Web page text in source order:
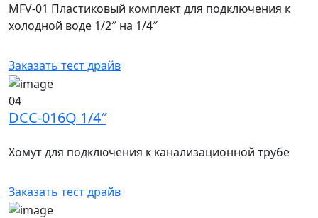
MFV-01 Пластиковый комплект для подключения к
холодной воде 1/2″ на 1/4″
Заказать тест драйв
04
DCC-016Q 1/4″
Хомут для подключения к канализационной трубе
Заказать тест драйв